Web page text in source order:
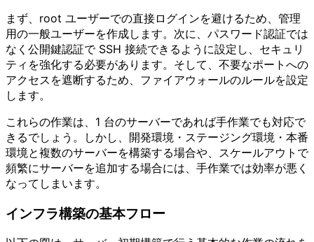
まず、root ユーザーでの直接ログインを避けるため、管理
用の一般ユーザーを作成します。次に、パスワード認証では
なく公開鍵認証で SSH 接続できるように設定し、セキュリ
ティを強化する必要があります。そして、不要なポートへの
アクセスを遮断するため、ファイアウォールのルールを設定
します。
これらの作業は、1 台のサーバーであれば手作業でも対応で
きるでしょう。しかし、開発環境・ステージング環境・本番
環境と複数のサーバーを構築する場合や、スケールアウトで
頻繁にサーバーを追加する場合には、手作業では効率が悪く
なってしまいます。
インフラ構築の基本フロー